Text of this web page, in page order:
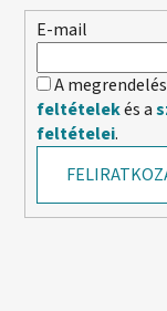
E-mail
A megrendelés
feltételekés a
feltételei.